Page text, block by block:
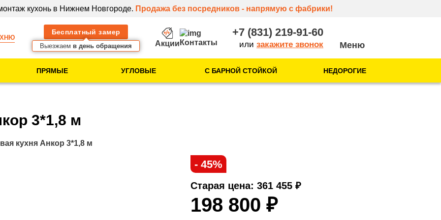
Бесплатный замер
Выезжаем в день обращения Акции Контакты
+7 (831) 219-91-60
или закажите звонок
ПРЯМЫЕ УГЛОВЫЕ С БАРНОЙ СТОЙКОЙ НЕДОРОГИЕ
Тип помещения
Кухня в 5-этажке
Кухня в 9-этажке
О нас
кухонь в Нижнем Новгороде. Продажа без посредников - напрямую с фабрики!
3*1,8 м
кухня Анкор 3*1,8 м
- 45%
198 800 ₽
Старая цена: 361 455 ₽